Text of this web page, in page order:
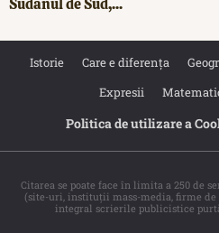
Sudanul de Sud,...
Istorie Care e diferența
Expresii
Politica de utilizare a
Citarea se poate face în limita a 250 de
(site-uri, instituţii mass-media, firme
integral scrierile publicistice